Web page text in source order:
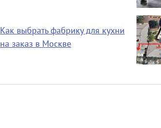
Как выбрать фабрику для кухни
на заказ в Москве